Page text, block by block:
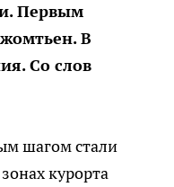
Первым
В
Со слов
шагом стали
курорта